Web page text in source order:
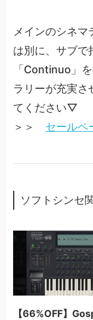
メインのシネマ
は別に、サブで
「Continuo」
ラリーが充実さ
てください▽
＞＞ セールペ
ソフトシンセ
【66%OFF】